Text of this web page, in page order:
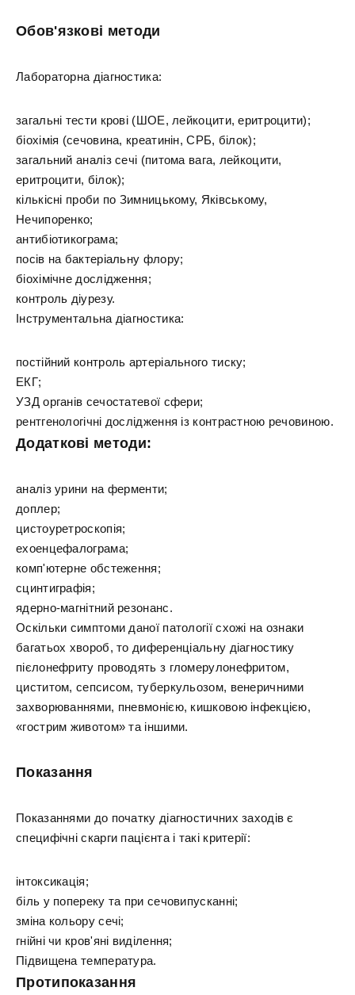
Обов'язкові методи
Лабораторна діагностика:
загальні тести крові (ШОЕ, лейкоцити, еритроцити);
біохімія (сечовина, креатинін, СРБ, білок);
загальний аналіз сечі (питома вага, лейкоцити,
еритроцити, білок);
кількісні проби по Зимницькому, Яківському,
Нечипоренко;
антибіотикограма;
посів на бактеріальну флору;
біохімічне дослідження;
контроль діурезу.
Інструментальна діагностика:
постійний контроль артеріального тиску;
ЕКГ;
УЗД органів сечостатевої сфери;
рентгенологічні дослідження із контрастною речовиною.
Додаткові методи:
аналіз урини на ферменти;
доплер;
цистоуретроскопія;
ехоенцефалограма;
комп'ютерне обстеження;
сцинтиграфія;
ядерно-магнітний резонанс.
Оскільки симптоми даної патології схожі на ознаки
багатьох хвороб, то диференціальну діагностику
пієлонефриту проводять з гломерулонефритом,
циститом, сепсисом, туберкульозом, венеричними
захворюваннями, пневмонією, кишковою інфекцією,
«гострим животом» та іншими.
Показання
Показаннями до початку діагностичних заходів є
специфічні скарги пацієнта і такі критерії:
інтоксикація;
біль у попереку та при сечовипусканні;
зміна кольору сечі;
гнійні чи кров'яні виділення;
Підвищена температура.
Протипоказання